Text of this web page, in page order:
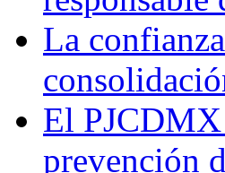
La
El PJCDMX
prevención